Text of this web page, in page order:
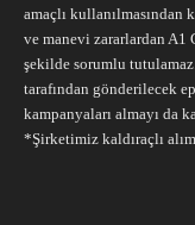
amaçlı
ve manevi zararlardan A1
şekilde sorumlu
tarafından gönderilecek
kampanyaları almayı da
*Şirketimiz kaldıraçlı